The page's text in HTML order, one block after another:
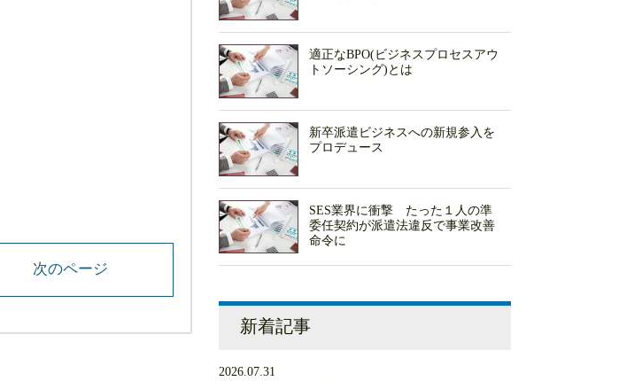
次のページ
適正なBPO(ビジネスプロセスアウ
トソーシング)とは
新卒派遣ビジネスへの新規参入を
プロデュース
SES業界に衝撃 たった１人の準
委任契約が派遣法違反で事業改善
命令に
新着記事
2026.07.31